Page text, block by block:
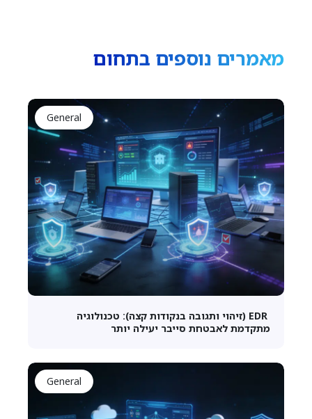
מאמרים נוספים בתחום
General
EDR (זיהוי ותגובה בנקודות קצה): טכנולוגיה
מתקדמת לאבטחת סייבר יעילה יותר
General